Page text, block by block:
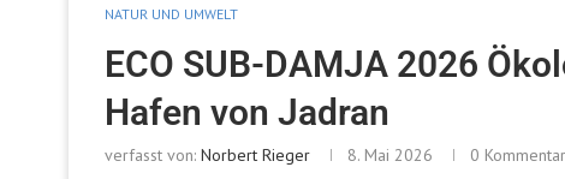
NATUR UND UMWELT
ECO SUB-DAMJA 2026
Hafen von Jadran
verfasst von: Norbert Rieger 8. Mai 2026 0